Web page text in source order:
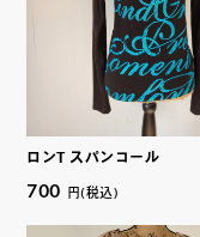
ロンT スパンコール
700 円(税込)